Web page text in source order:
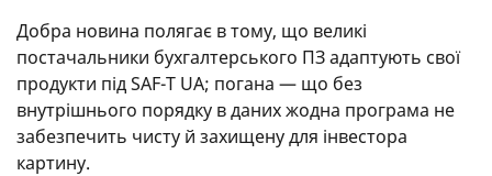
Добра новина полягає в тому, що великі
постачальники бухгалтерського ПЗ адаптують свої
продукти під SAF-T UA; погана — що без
внутрішнього порядку в даних жодна програма не
забезпечить чисту й захищену для інвестора
картину.